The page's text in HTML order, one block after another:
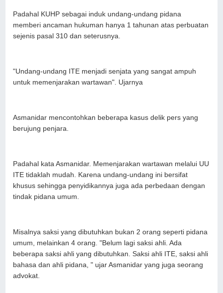
Padahal KUHP sebagai induk undang-undang pidana
memberi ancaman hukuman hanya 1 tahunan atas perbuatan
sejenis pasal 310 dan seterusnya.
"Undang-undang ITE menjadi senjata yang sangat ampuh
untuk memenjarakan wartawan". Ujarnya
Asmanidar mencontohkan beberapa kasus delik pers yang
berujung penjara.
Padahal kata Asmanidar. Memenjarakan wartawan melalui UU
ITE tidaklah mudah. Karena undang-undang ini bersifat
khusus sehingga penyidikannya juga ada perbedaan dengan
tindak pidana umum.
Misalnya saksi yang dibutuhkan bukan 2 orang seperti pidana
umum, melainkan 4 orang. "Belum lagi saksi ahli. Ada
beberapa saksi ahli yang dibutuhkan. Saksi ahli ITE, saksi ahli
bahasa dan ahli pidana, " ujar Asmanidar yang juga seorang
advokat.